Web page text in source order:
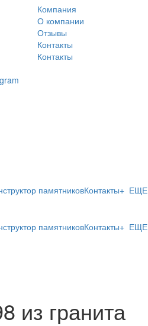
Компания
О компании
Отзывы
Контакты
Контакты
памятниковКонтакты+ ЕЩЕ
памятниковКонтакты+ ЕЩЕ
из гранита